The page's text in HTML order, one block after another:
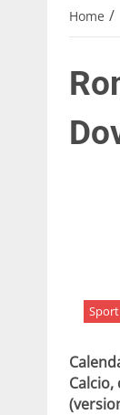
Home /
Sport
Calcio,